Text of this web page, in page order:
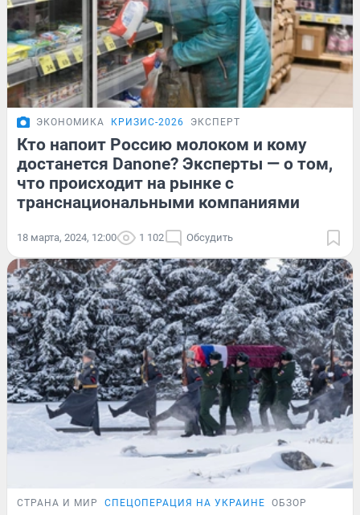
ЭКОНОМИКА КРИЗИС-2026 ЭКСПЕРТ
Кто напоит Россию молоком и кому
достанется Danone? Эксперты — о том,
что происходит на рынке с
транснациональными компаниями
18 марта, 2024, 12:00 1 102 Обсудить
СТРАНА И МИР СПЕЦОПЕРАЦИЯ НА УКРАИНЕ ОБЗОР